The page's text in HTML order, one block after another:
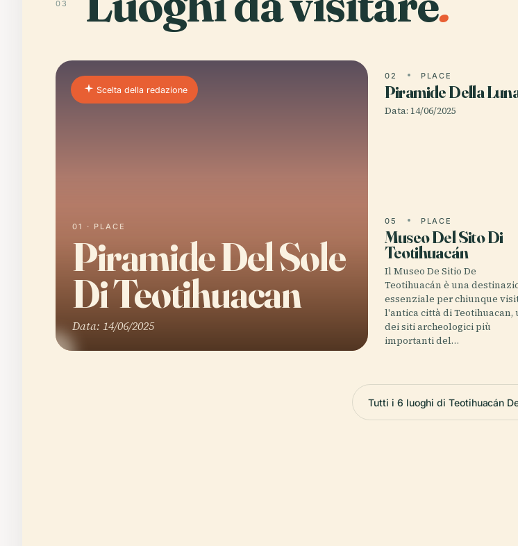
03
Scelta della redazione
01 · PLACE
Piramide Del Sole
Di Teotihuacan
Data: 14/06/2025
02 PLACE
Piramide Della
Data: 14/06/2025
05 PLACE
Museo Del Sito Di
Teotihuacán
Il Museo De Sitio De
Teotihuacán è una
essenziale per chiunque
l'antica città di Teotihuacan,
dei siti archeologici più
importanti del…
Tutti i 6 luoghi di Teotihuacán